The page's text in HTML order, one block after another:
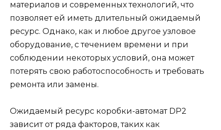
материалов и современных технологий, что
позволяет ей иметь длительный ожидаемый
ресурс. Однако, как и любое другое узловое
оборудование, с течением времени и при
соблюдении некоторых условий, она может
потерять свою работоспособность и требовать
ремонта или замены.
Ожидаемый ресурс коробки-автомат DP2
зависит от ряда факторов, таких как